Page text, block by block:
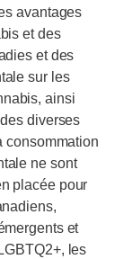
avantages
et des
et des
sur les
ainsi
diverses
consommation
ne sont
placée pour
et
les